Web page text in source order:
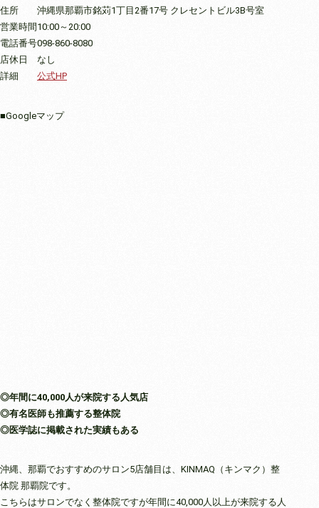
住所
沖縄県那覇市銘苅1丁目2番17号 クレセントビル3B号室
営業時間 10:00～20:00
電話番号098-860-8080
店休日
なし
詳細
公式HP
■Googleマップ
◎年間に40,000人が来院する人気店
◎有名医師も推薦する整体院
◎医学誌に掲載された実績もある
沖縄、那覇でおすすめのサロン5店舗目は、KINMAQ（キンマク）整
体院 那覇院です。
こちらはサロンでなく整体院ですが年間に40,000人以上が来院する人